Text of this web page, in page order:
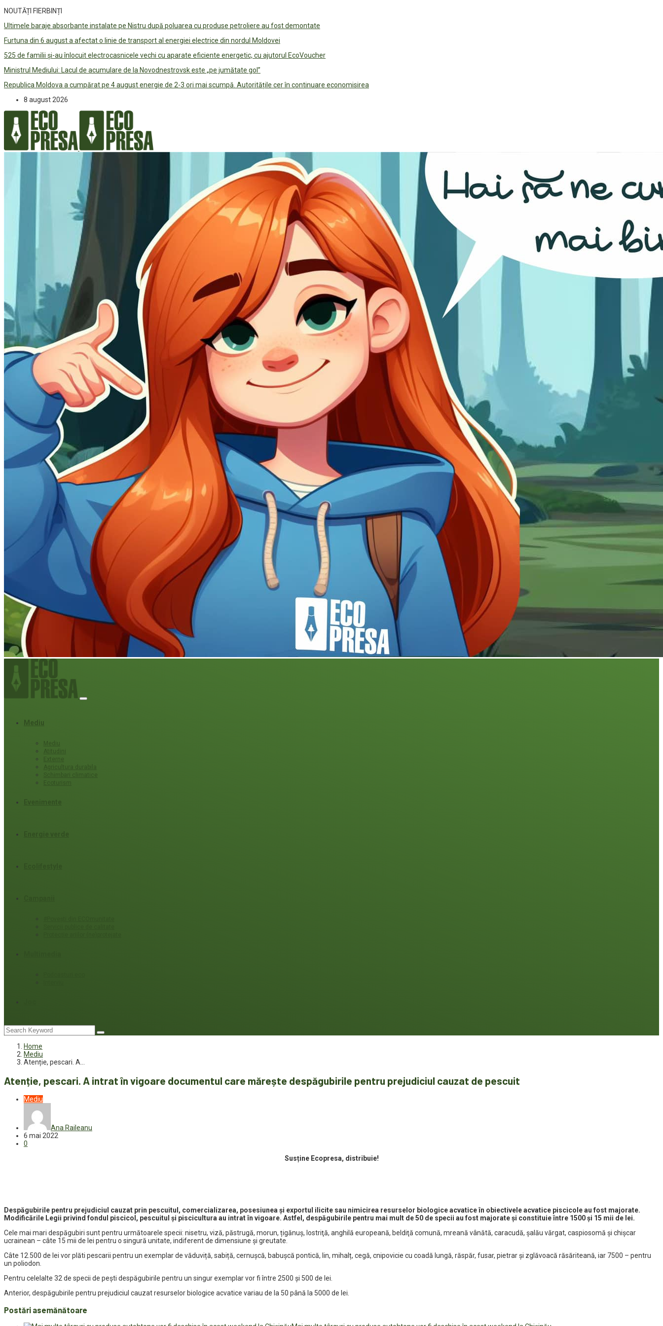
NOUTĂȚI FIERBINȚI
Ultimele baraje absorbante instalate pe Nistru după poluarea cu produse petroliere au fost demontate
Furtuna din 6 august a afectat o linie de transport al energiei electrice din nordul Moldovei
525 de familii și-au înlocuit electrocasnicele vechi cu aparate eficiente energetic, cu ajutorul EcoVoucher
Ministrul Mediului: Lacul de acumulare de la Novodnestrovsk este „pe jumătate gol”
Republica Moldova a cumpărat pe 4 august energie de 2-3 ori mai scumpă. Autoritățile cer în continuare economisirea
8 august 2026
Mediu
Mediu
Atitudini
Externe
Agricultura durabila
Schimbari climatice
Ecoturism
Home
Mediu
Atenție, pescari. A…
Atenție, pescari. A intrat în vigoare documentul care mărește despăgubirile pentru prejudiciul cauzat de pescuit
Mediu
Ana Raileanu
6 mai 2022
0
Susține Ecopresa, distribuie!
Despăgubirile pentru prejudiciul cauzat prin pescuitul, comercializarea, posesiunea și exportul ilicite sau nimicirea resurselor biologice acvatice în obiectivele acvatice piscicole au fost majorate.
Modificările Legii privind fondul piscicol, pescuitul și piscicultura au intrat în vigoare. Astfel, despăgubirile pentru mai mult de 50 de specii au fost majorate și constituie între 1500 și 15 mii de lei.
Cele mai mari despăgubiri sunt pentru următoarele specii: nisetru, viză, păstrugă, morun, țigănuș, lostriţă, anghilă europeană, beldiţă comună, mreană vânătă, caracudă, șalău vărgat, caspiosomă și chișcar
ucrainean – câte 15 mii de lei pentru o singură unitate, indiferent de dimensiune și greutate.
Câte 12.500 de lei vor plăti pescarii pentru un exemplar de văduviță, sabiță, cernușcă, babușcă pontică, lin, mihalț, cegă, cnipovicie cu coadă lungă, răspăr, fusar, pietrar și zglăvoacă răsăriteană, iar 7500 – pentru
un poliodon.
Pentru celelalte 32 de specii de pești despăgubirile pentru un singur exemplar vor fi între 2500 și 500 de lei.
Anterior, despăgubirile pentru prejudiciul cauzat resurselor biologice acvatice variau de la 50 până la 5000 de lei.
Postări asemănătoare